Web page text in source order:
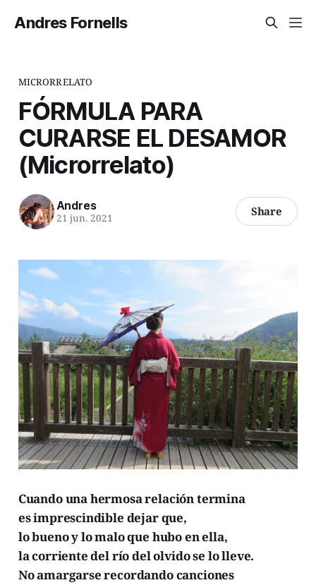
Andres Fornells
MICRORRELATO
FÓRMULA PARA
CURARSE EL DESAMOR
(Microrrelato)
Andres
21 jun. 2021 Share
Cuando una hermosa relación termina
es imprescindible dejar que,
lo bueno y lo malo que hubo en ella,
la corriente del río del olvido se lo lleve.
No amargarse recordando canciones